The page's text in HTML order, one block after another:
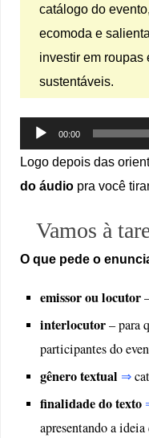
catálogo do
ecomoda e
investir em
sustentáveis.
Tocador
de
áudio
00:00
Logo depois das
do áudio pra você
Vamos à
O que pede o
emissor ou locutor
interlocutor– para
participantes do
gênero textual ⇒
finalidade do texto
apresentando a